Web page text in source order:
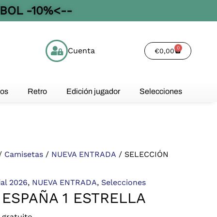
-10%<--
Cuenta €0,00 0
Cart
Retro Edición jugador Selecciones
Camisetas / NUEVA ENTRADA / SELECCIÓN
2026, NUEVA ENTRADA, Selecciones
1 ESTRELLA